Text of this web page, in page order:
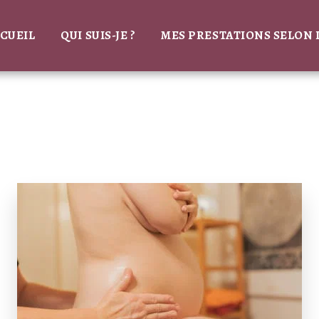
QUI SUIS-JE ? MES PRESTATIONS SELON